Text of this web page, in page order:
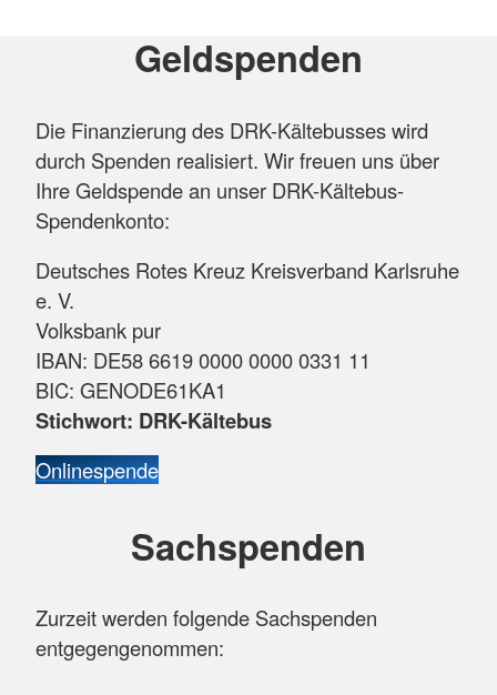
Geldspenden
Die Finanzierung des DRK-Kältebusses wird
durch Spenden realisiert. Wir freuen uns über
Ihre Geldspende an unser DRK-Kältebus-
Spendenkonto:
Deutsches Rotes Kreuz Kreisverband Karlsruhe
e. V.
Volksbank pur
IBAN: DE58 6619 0000 0000 0331 11
BIC: GENODE61KA1
Stichwort: DRK-Kältebus
Onlinespende
Sachspenden
Zurzeit werden folgende Sachspenden
entgegengenommen: